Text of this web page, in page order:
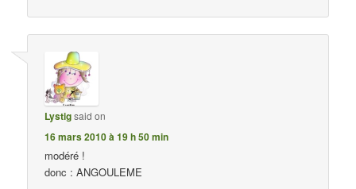
Lystigsaid on
16 mars 2010 à 19 h 50 min
modéré !
donc : ANGOULEME